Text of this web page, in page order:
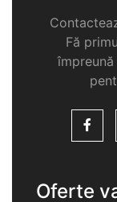
Fă
Oferte